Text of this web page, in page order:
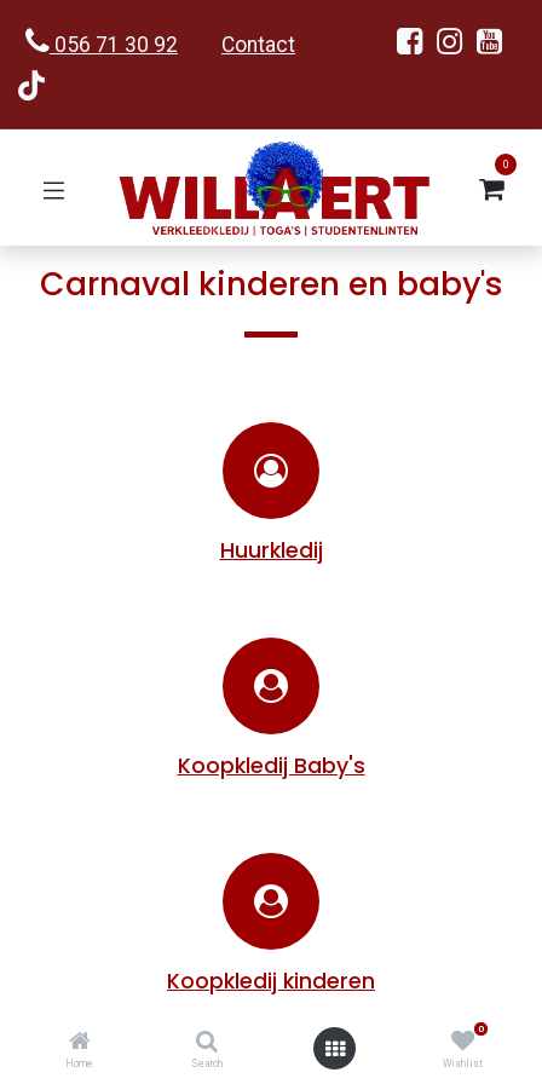
Home Search
0
Wishlist
056 71 30 92 Contact
0
Carnaval kinderen en baby's
Huurkledij
Koopkledij Baby's
Koopkledij kinderen